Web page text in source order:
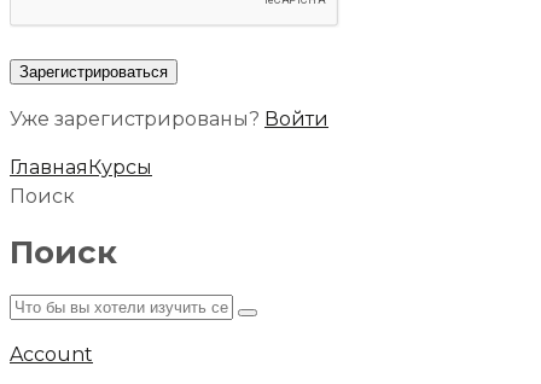
Уже зарегистрированы? Войти
ГлавнаяКурсы
Поиск
Поиск
Account